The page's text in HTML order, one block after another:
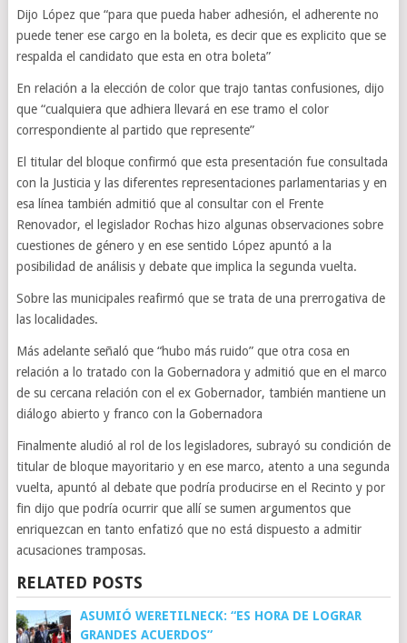
Dijo López que “para que pueda haber adhesión, el adherente no
puede tener ese cargo en la boleta, es decir que es explicito que se
respalda el candidato que esta en otra boleta”
En relación a la elección de color que trajo tantas confusiones, dijo
que “cualquiera que adhiera llevará en ese tramo el color
correspondiente al partido que represente”
El titular del bloque confirmó que esta presentación fue consultada
con la Justicia y las diferentes representaciones parlamentarias y en
esa línea también admitió que al consultar con el Frente
Renovador, el legislador Rochas hizo algunas observaciones sobre
cuestiones de género y en ese sentido López apuntó a la
posibilidad de análisis y debate que implica la segunda vuelta.
Sobre las municipales reafirmó que se trata de una prerrogativa de
las localidades.
Más adelante señaló que “hubo más ruido” que otra cosa en
relación a lo tratado con la Gobernadora y admitió que en el marco
de su cercana relación con el ex Gobernador, también mantiene un
diálogo abierto y franco con la Gobernadora
Finalmente aludió al rol de los legisladores, subrayó su condición de
titular de bloque mayoritario y en ese marco, atento a una segunda
vuelta, apuntó al debate que podría producirse en el Recinto y por
fin dijo que podría ocurrir que allí se sumen argumentos que
enriquezcan en tanto enfatizó que no está dispuesto a admitir
acusaciones tramposas.
RELATED POSTS
ASUMIÓ WERETILNECK: “ES HORA DE LOGRAR
GRANDES ACUERDOS”